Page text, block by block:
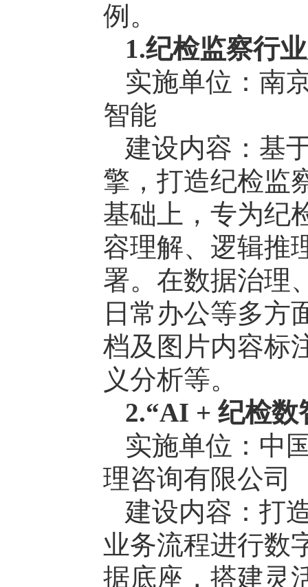
例。
1.纪检监察行
实施单位：南
智能
建设内容：基
擎，打造纪检监
基础上，专为纪
容理解、逻辑推
署。在数据治理
日常办公等多方
档及图片内容标
义分析等。
2.“AI + 纪检数
实施单位：中
理咨询有限公司
建设内容：打
业务流程进行数
据底座，搭建灵